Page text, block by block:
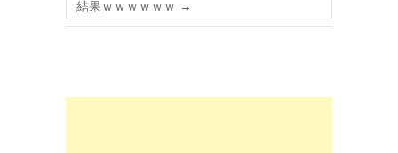
結果ｗｗｗｗｗｗ →